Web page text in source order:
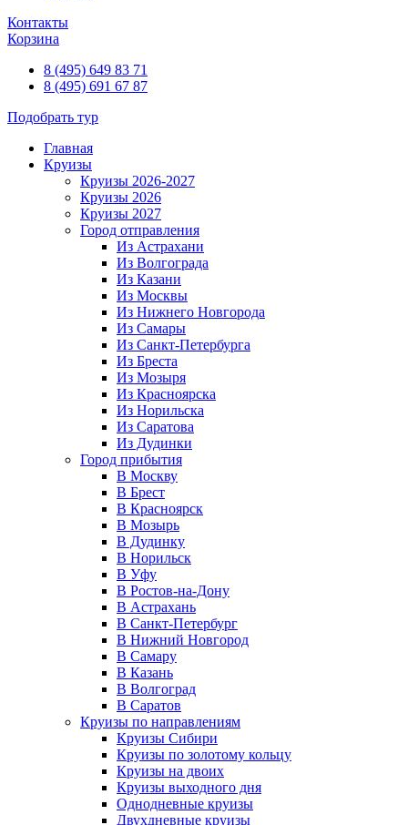
Контакты
Корзина
8 (495) 649 83 71
8 (495) 691 67 87
Подобрать тур
Главная
Круизы
Круизы 2026-2027
Круизы 2026
Круизы 2027
Город отправления
Из Астрахани
Из Волгограда
Из Казани
Из Москвы
Из Нижнего Новгорода
Из Самары
Из Санкт-Петербурга
Из Бреста
Из Мозыря
Из Красноярска
Из Норильска
Из Саратова
Из Дудинки
Город прибытия
В Москву
В Брест
В Красноярск
В Мозырь
В Дудинку
В Норильск
В Уфу
В Ростов-на-Дону
В Астрахань
В Санкт-Петербург
В Нижний Новгород
В Самару
В Казань
В Волгоград
В Саратов
Круизы по направлениям
Круизы Сибири
Круизы по золотому кольцу
Круизы на двоих
Круизы выходного дня
Однодневные круизы
Двухдневные круизы